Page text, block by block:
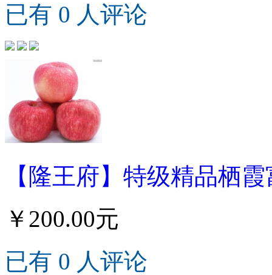
已有 0 人评论
【隆王府】特级精品栖
￥200.00元
已有 0 人评论